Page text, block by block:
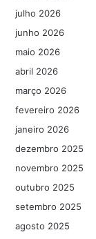
julho 2026
junho 2026
maio 2026
abril 2026
março 2026
fevereiro 2026
janeiro 2026
dezembro 2025
novembro 2025
outubro 2025
setembro 2025
agosto 2025